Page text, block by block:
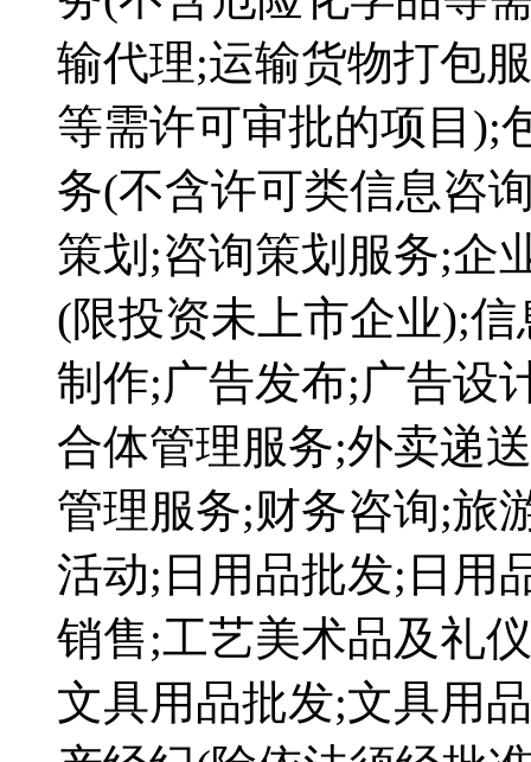
输代理;运输货物打包
等需许可审批的项目);
务(不含许可类信息咨
策划;咨询策划服务;企
(限投资未上市企业);
制作;广告发布;广告设
合体管理服务;外卖递
管理服务;财务咨询;旅
活动;日用品批发;日用
销售;工艺美术品及礼
文具用品批发;文具用